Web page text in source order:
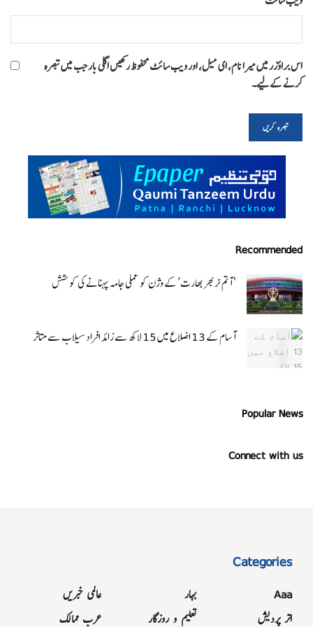
اس براؤزر میں میرا نام، ای میل، اور ویب سائٹ محفوظ رکھیں اگلی بار جب میں تبصرہ
کرنے کےلیے۔
Recommended
‘ آتم نربھر بھارت’ کے وژن کو عملی جامہ پہنانے کی کوشش
آسام کے 13 اضلاع میں 15 لاکھ سے زائد افراد سیلاب سے متاثر
Popular News
Connect with us
Categories
Aaa
اتر پردیش
بہار
تعلیم و روزگار
عالمی خبریں
عرب ممالک